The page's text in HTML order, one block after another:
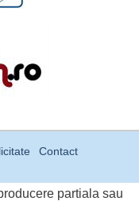
Contact
partiala sau